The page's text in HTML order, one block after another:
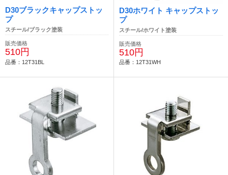
D30ブラックキャップストッ
プ
スチール/ブラック塗装
販売価格
510円
品番：12T31BL
D30ホワイト キャップストッ
プ
スチール/ホワイト塗装
販売価格
510円
品番：12T31WH